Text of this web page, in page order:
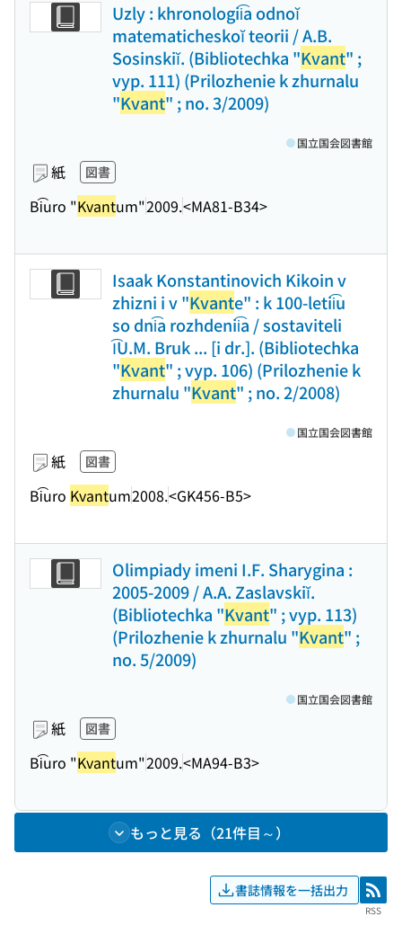
Uzly : khronologii͡a odnoĭ
matematicheskoĭ teorii / A.B.
Sosinskiĭ. (Bibliotechka "Kvant" ;
vyp. 111) (Prilozhenie k zhurnalu
"Kvant" ; no. 3/2009)
紙 図書
Bi͡uro "Kvantum"2009.<MA81-B34>
国立国会図書館
Isaak Konstantinovich Kikoin v
zhizni i v "Kvante" : k 100-letii͡u
so dni͡a rozhdenii͡a / sostaviteli
I͡U.M. Bruk ... [i dr.]. (Bibliotechka
"Kvant" ; vyp. 106) (Prilozhenie k
zhurnalu "Kvant" ; no. 2/2008)
紙 図書
Bi͡uro Kvantum2008.<GK456-B5>
国立国会図書館
Olimpiady imeni I.F. Sharygina :
2005-2009 / A.A. Zaslavskiĭ.
(Bibliotechka "Kvant" ; vyp. 113)
(Prilozhenie k zhurnalu "Kvant" ;
no. 5/2009)
紙 図書
Bi͡uro "Kvantum"2009.<MA94-B3>
国立国会図書館
もっと見る（21件目～）
書誌情報を一括出力 RSS
RSS